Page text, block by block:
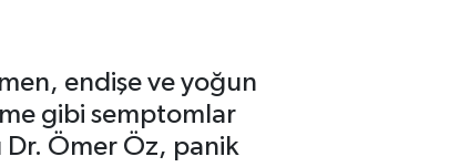
endişe ve yoğun
gibi semptomlar
Dr. Ömer Öz, panik